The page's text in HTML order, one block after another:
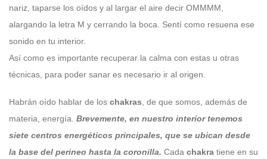
nariz, taparse los oídos y al largar el aire decir OMMMM,
alargando la letra M y cerrando la boca. Sentí como resuena ese
sonido en tu interior.
Así como es importante recuperar la calma con estas u otras
técnicas, para poder sanar es necesario ir al origen.
Habrán oído hablar de los chakras , de que somos, además de
materia, energía. Brevemente, en nuestro interior tenemos
siete centros energéticos principales, que se ubican desde
la base del perineo hasta la coronilla. Cada chakra tiene en su